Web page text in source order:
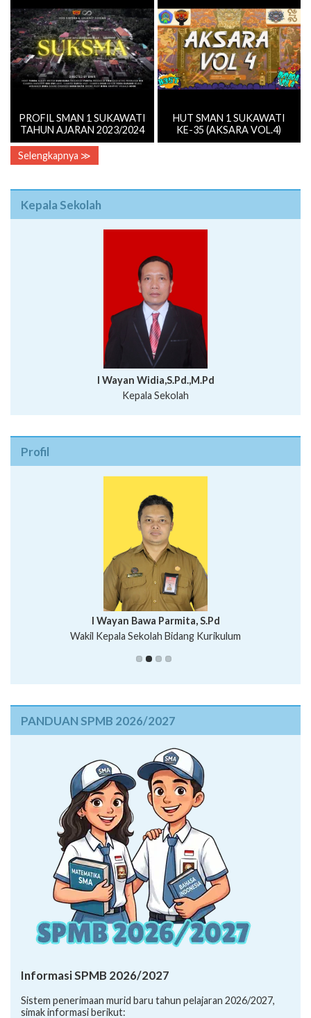
PROFIL SMAN 1 SUKAWATI
TAHUN AJARAN 2023/2024
HUT SMAN 1 SUKAWATI
KE-35 (AKSARA VOL.4)
Selengkapnya ≫
Kepala Sekolah
I Wayan Widia,S.Pd.,M.Pd
Kepala Sekolah
Profil
Putu Suhartana, S.Pd.
I Wayan Bawa Parmita, S.Pd
Wakil Kepala Sekolah Bidang Kurikulum
I Wayan Gede Aditya Pratita, S.Pd., M.Sn
Ni Wayan Nopi Sutantri, S.Pd.
PANDUAN SPMB 2026/2027
Informasi SPMB 2026/2027
Sistem penerimaan murid baru tahun pelajaran 2026/2027,
simak informasi berikut: